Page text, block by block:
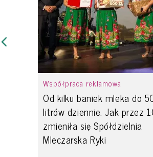
Współpraca reklamowa
Od kilku baniek mleka do
litrów dziennie. Jak przez
zmieniła się Spółdzielnia
Mleczarska Ryki